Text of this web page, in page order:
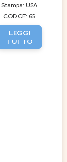
Stampa: USA
CODICE: 65
LEGGI
TUTTO